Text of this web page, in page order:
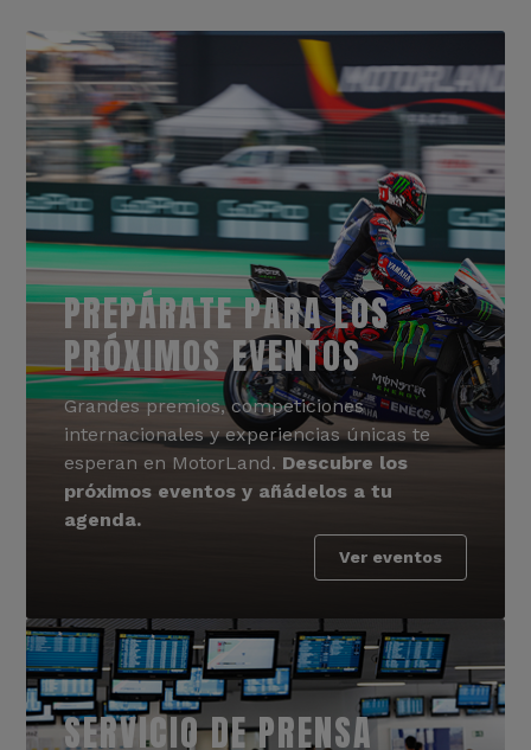
PREPÁRATE PARA LOS
PRÓXIMOS EVENTOS
Grandes premios, competiciones
internacionales y experiencias únicas te
esperan en MotorLand. Descubre los
próximos eventos y añádelos a tu
agenda.
Ver eventos
SERVICIO DE PRENSA